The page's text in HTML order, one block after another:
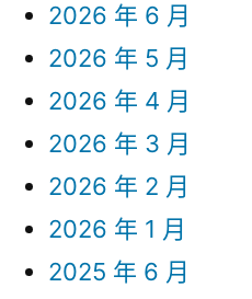
2026 年 6 月
2026 年 5 月
2026 年 4 月
2026 年 3 月
2026 年 2 月
2026 年 1 月
2025 年 6 月